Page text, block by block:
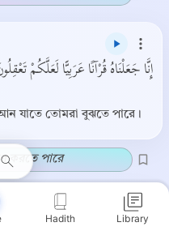
Hadith Library
إِنَّا جَعَلْنَاهُ قُرْآنًا عَرَبِيًّا لَعَلَّكُمْ
যাতে তোমরা বুঝতে পারে।
করতে পারে